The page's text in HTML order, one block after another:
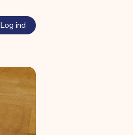
Log ind